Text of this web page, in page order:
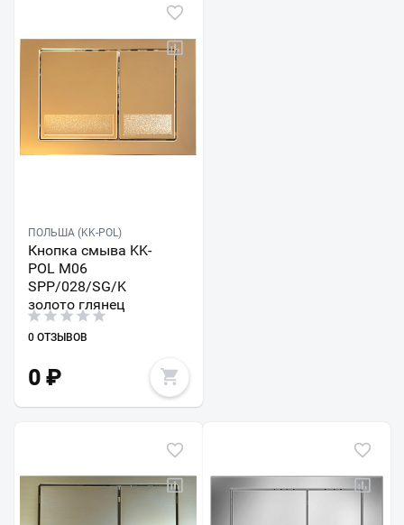
ПОЛЬША (KK-POL)
Кнопка смыва KK-
POL M06
SPP/028/SG/K
золото глянец
0 ОТЗЫВОВ
0 ₽